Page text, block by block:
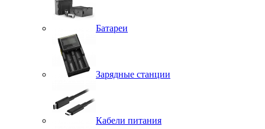
Батареи
Зарядные станции
Кабели питания